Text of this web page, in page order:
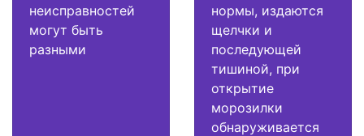
неисправностей
могут быть
разными
нормы, издаются
щелчки и
последующей
тишиной, при
открытие
морозилки
обнаруживается